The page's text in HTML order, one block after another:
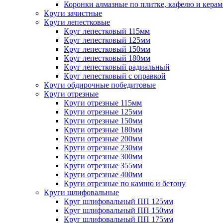
Коронки алмазные по плитке, кафелю и
Круги зачистные
Круги лепестковые
Круг лепестковый 115мм
Круг лепестковый 125мм
Круг лепестковый 150мм
Круг лепестковый 180мм
Круг лепестковый радиальный
Круг лепестковый с оправкой
Круги обдирочные победитовые
Круги отрезные
Круги отрезные 115мм
Круги отрезные 125мм
Круги отрезные 150мм
Круги отрезные 180мм
Круги отрезные 200мм
Круги отрезные 230мм
Круги отрезные 300мм
Круги отрезные 355мм
Круги отрезные 400мм
Круги отрезные по камню и бетону
Круги шлифовальные
Круг шлифовальный ПП 125мм
Круг шлифовальный ПП 150мм
Круг шлифовальный ПП 175мм